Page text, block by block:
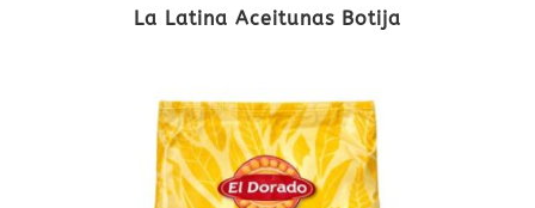
La Latina Aceitunas Botija